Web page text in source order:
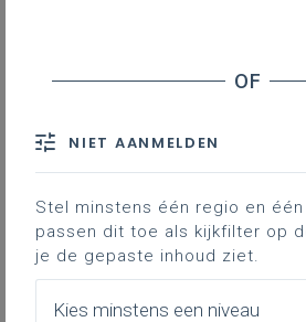
Inspirerend materiaal
Didactische tips,
duiding bij leerinhouden …
NIET AANMELDEN
Stel minstens één regio en één
passen dit toe als kijkfilter op
je de gepaste inhoud ziet.
Kies minstens een niveau